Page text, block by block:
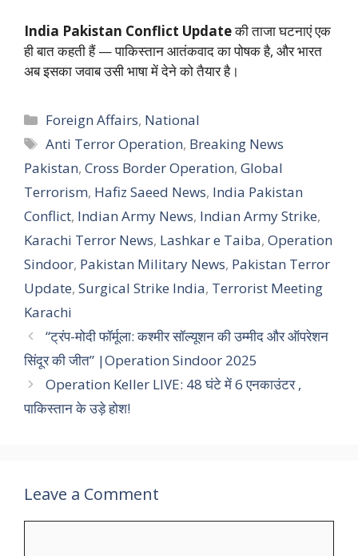
India Pakistan Conflict Updateकी ताजा घटनाएं एक
ही बात कहती हैं — पाकिस्तान आतंकवाद का पोषक है, और भारत
अब इसका जवाब उसी भाषा में देने को तैयार है।
Categories
Foreign Affairs, National
Tags
Anti Terror Operation, Breaking News
Pakistan, Cross Border Operation, Global
Terrorism, Hafiz Saeed News, India Pakistan
Conflict, Indian Army News, Indian Army Strike,
Karachi Terror News, Lashkar e Taiba, Operation
Sindoor, Pakistan Military News, Pakistan Terror
Update, Surgical Strike India, Terrorist Meeting
Karachi
“ट्रंप-मोदी फॉर्मूला: कश्मीर सॉल्यूशन की उम्मीद और ऑपरेशन
सिंदूर की जीत” |Operation Sindoor 2025
Operation Keller LIVE: 48 घंटे में 6 एनकाउंटर ,
पाकिस्तान के उड़े होश!
Leave a Comment